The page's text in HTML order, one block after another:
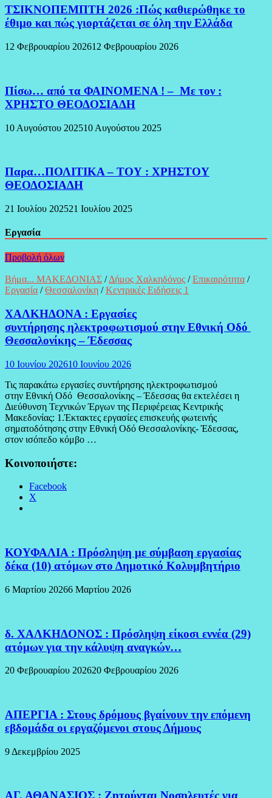
ΤΣΙΚΝΟΠΕΜΠΤΗ 2026 :Πώς καθιερώθηκε το
έθιμο και πώς γιορτάζεται σε όλη την Ελλάδα
12 Φεβρουαρίου 202612 Φεβρουαρίου 2026
Πίσω… από τα ΦΑΙΝΟΜΕΝΑ ! – Με τον :
ΧΡΗΣΤΟ ΘΕΟΔΟΣΙΑΔΗ
10 Αυγούστου 202510 Αυγούστου 2025
Παρα…ΠΟΛΙΤΙΚΑ – ΤΟΥ : ΧΡΗΣΤΟΥ
ΘΕΟΔΟΣΙΑΔΗ
21 Ιουλίου 202521 Ιουλίου 2025
Εργασία
Προβολή όλων
Βήμα... ΜΑΚΕΔΟΝΙΑΣ /Δήμος Χαλκηδόνος /Επικαιρότητα /
Εργασία /Θεσσαλονίκη /Κεντρικές Ειδήσεις 1
ΧΑΛΚΗΔΟΝΑ : Εργασίες
συντήρησης ηλεκτροφωτισμού στην Εθνική Οδό
Θεσσαλονίκης – Έδεσσας
10 Ιουνίου 202610 Ιουνίου 2026
Τις παρακάτω εργασίες συντήρησης ηλεκτροφωτισμού
στην Εθνική Οδό Θεσσαλονίκης – Έδεσσας θα εκτελέσει η
Διεύθυνση Τεχνικών Έργων της Περιφέρειας Κεντρικής
Μακεδονίας: 1.Έκτακτες εργασίες επισκευής φωτεινής
σηματοδότησης στην Εθνική Οδό Θεσσαλονίκης- Έδεσσας,
στον ισόπεδο κόμβο …
Κοινοποιήστε:
Facebook
X
ΚΟΥΦΑΛΙΑ : Πρόσληψη με σύμβαση εργασίας
δέκα (10) ατόμων στο Δημοτικό Κολυμβητήριο
6 Μαρτίου 20266 Μαρτίου 2026
δ. ΧΑΛΚΗΔΟΝΟΣ : Πρόσληψη είκοσι εννέα (29)
ατόμων για την κάλυψη αναγκών…
20 Φεβρουαρίου 202620 Φεβρουαρίου 2026
ΑΠΕΡΓΙΑ : Στους δρόμους βγαίνουν την επόμενη
εβδομάδα οι εργαζόμενοι στους Δήμους
9 Δεκεμβρίου 2025